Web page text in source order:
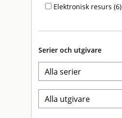
Elektronisk resurs (6)
Serier och utgivare